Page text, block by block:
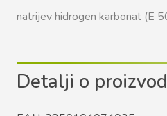
natrijev hidrogen karbonat (E
Detalji o